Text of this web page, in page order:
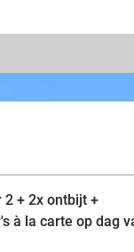
met een sfeervol,
zoals een
een hoofdgerecht
+ 2x ontbijt +
à la carte op dag